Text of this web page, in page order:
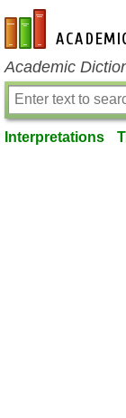
en-academic.com
Academic
Interpretations